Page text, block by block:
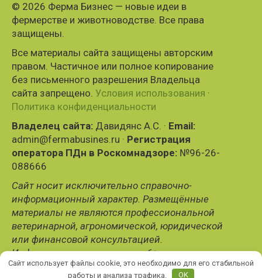
© 2026 Ферма Бизнес — новые идеи в
фермерстве и животноводстве. Все права
защищены.
Все материалы сайта защищены авторским
правом. Частичное или полное копирование
без письменного разрешения Владельца
сайта запрещено. Условия использования ·
Политика конфиденциальности
Владелец сайта: Давидянс А.С. · Email:
admin@fermabusines.ru · Регистрация
оператора ПДн в Роскомнадзоре: №96-26-
088666
Сайт носит исключительно справочно-
информационный характер. Размещённые
материалы не являются профессиональной
ветеринарной, агрономической, юридической
или финансовой консультацией.
Информационная продукция 6+.
Сайт использует файлы cookie, это необходимо для его стабильной
работы и анализа трафика.
OK